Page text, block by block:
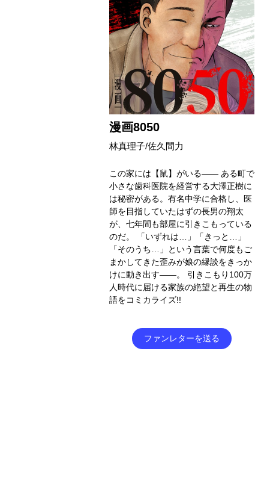
漫画8050
林真理子/佐久間力
この家には【鼠】がいる―― ある町で
小さな歯科医院を経営する大澤正樹に
は秘密がある。有名中学に合格し、医
師を目指していたはずの長男の翔太
が、七年間も部屋に引きこもっている
のだ。 「いずれは…」「きっと…」
「そのうち…」という言葉で何度もご
まかしてきた歪みが娘の縁談をきっか
けに動き出す――。 引きこもり100万
人時代に届ける家族の絶望と再生の物
語をコミカライズ!!
ファンレターを送る